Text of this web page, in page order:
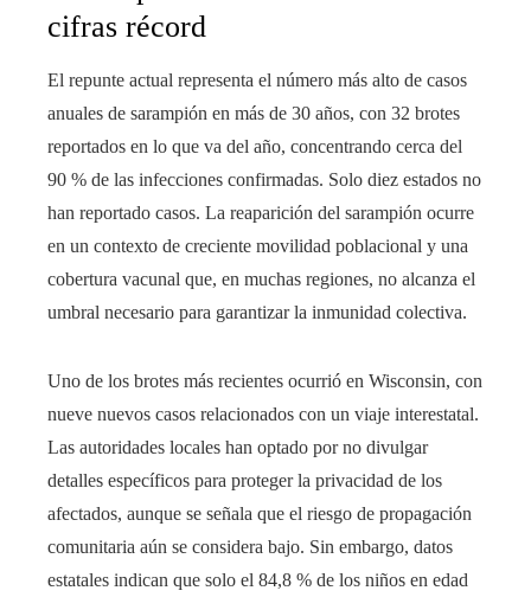
cifras récord
El repunte actual representa el número más alto de casos
anuales de sarampión en más de 30 años, con 32 brotes
reportados en lo que va del año, concentrando cerca del
90 % de las infecciones confirmadas. Solo diez estados no
han reportado casos. La reaparición del sarampión ocurre
en un contexto de creciente movilidad poblacional y una
cobertura vacunal que, en muchas regiones, no alcanza el
umbral necesario para garantizar la inmunidad colectiva.
Uno de los brotes más recientes ocurrió en Wisconsin, con
nueve nuevos casos relacionados con un viaje interestatal.
Las autoridades locales han optado por no divulgar
detalles específicos para proteger la privacidad de los
afectados, aunque se señala que el riesgo de propagación
comunitaria aún se considera bajo. Sin embargo, datos
estatales indican que solo el 84,8 % de los niños en edad